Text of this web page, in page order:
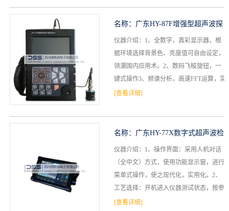
名称： 广东HY-87F增强型超声波探
伤仪
仪器介绍：1、全数字，真彩显示器，根
据环境选择背景色、亮度值可自由设定，
领潮国内应用术。2、数码飞梭旋钮，一
键式操作3、频谱分析，高速FFT运算，实
测探头频率4、高性能安保锂电，模块插
[查看详细]
名称： 广东HY-77X数字式超声波检
测仪
仪器介绍：1、操作界面：采用人机对话
（全中文）方式，使用功能显示窗，进行
菜单式操作，使之现代化，实用化。2、
工艺选择：开机进入仪器测试状态，按参
数键，进行工艺选择，选择当前所的工
[查看详细]